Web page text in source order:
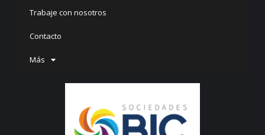
Trabaje con nosotros
Contacto
Más